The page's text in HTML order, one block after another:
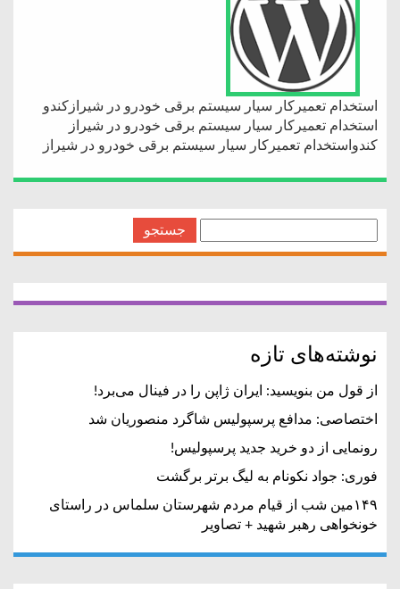
استخدام تعمیرکار سیار سیستم برقی خودرو در شیرازکندو
استخدام تعمیرکار سیار سیستم برقی خودرو در شیراز
کندواستخدام تعمیرکار سیار سیستم برقی خودرو در شیراز
نوشته‌های تازه
از قول من بنویسید: ایران ژاپن را در فینال می‌برد!
اختصاصی: مدافع پرسپولیس شاگرد منصوریان شد
رونمایی از دو خرید جدید پرسپولیس!
فوری: جواد نکونام به لیگ برتر برگشت
۱۴۹مین شب از قیام مردم شهرستان سلماس در راستای
خونخواهی رهبر شهید + تصاویر